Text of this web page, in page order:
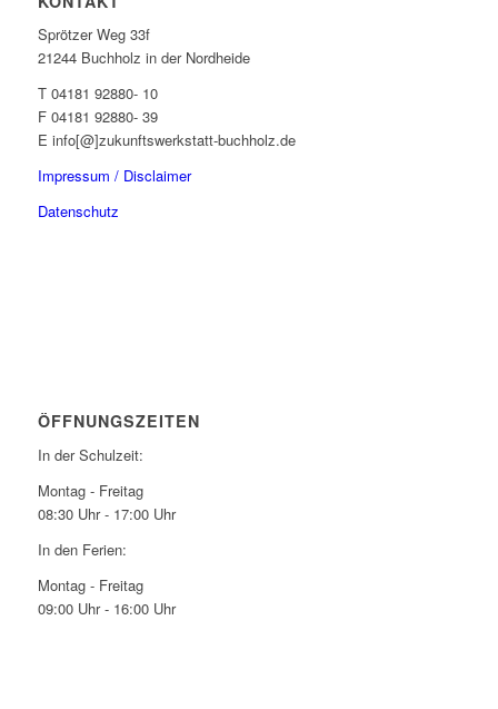
Sprötzer Weg 33f
21244 Buchholz in der Nordheide
T 04181 92880- 10
F 04181 92880- 39
E info[@]zukunftswerkstatt-buchholz.de
Impressum / Disclaimer
Datenschutz
ÖFFNUNGSZEITEN
In der Schulzeit:
Montag - Freitag
08:30 Uhr - 17:00 Uhr
In den Ferien:
Montag - Freitag
09:00 Uhr - 16:00 Uhr